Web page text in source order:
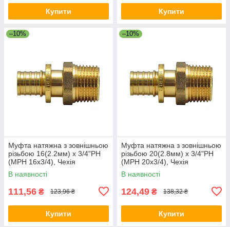
Купити Купити
–10%
Муфта натяжна з зовнішньою
різьбою 16(2.2мм) x 3/4"РН
(МРН 16х3/4), Чехія
В наявності
111,56 ₴ 123,96 ₴
Купити
–10%
Муфта натяжна з зовнішньою
різьбою 20(2.8мм) x 3/4"РН
(МРН 20х3/4), Чехія
В наявності
124,49 ₴ 138,32 ₴
Купити